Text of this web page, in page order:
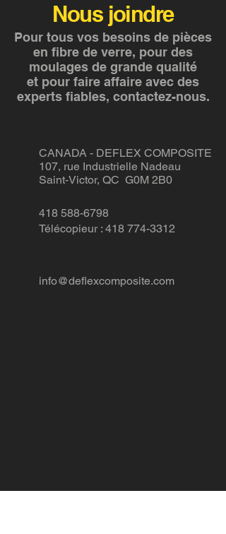
Nous joindre
Pour tous vos besoins de pièces
en fibre de verre, pour des
moulages de grande qualité
et pour faire affaire avec des
experts fiables, contactez-nous.
CANADA - DEFLEX COMPOSITE
107, rue Industrielle Nadeau
Saint-Victor, QC G0M 2B0
418 588-6798
Télécopieur : 418 774-3312
info@deflexcomposite.com